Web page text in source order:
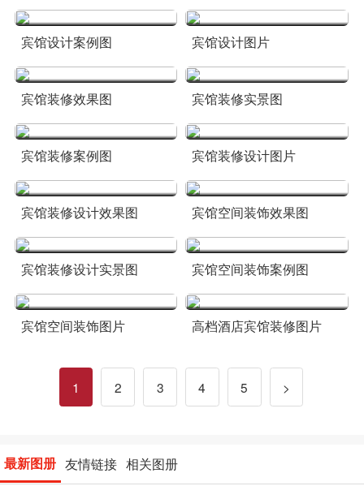
宾馆设计案例图 宾馆设计图片
宾馆装修效果图 宾馆装修实景图
宾馆装修案例图 宾馆装修设计图片
宾馆装修设计效果图 宾馆空间装饰效果图
宾馆装修设计实景图 宾馆空间装饰案例图
宾馆空间装饰图片 高档酒店宾馆装修图片
1 2 3 4 5 >
最新图册 友情链接 相关图册